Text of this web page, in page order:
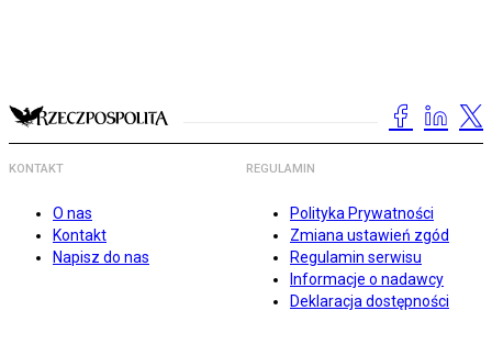
KONTAKT
O nas
Kontakt
Napisz do nas
REGULAMIN
Polityka Prywatności
Zmiana ustawień zgód
Regulamin serwisu
Informacje o nadawcy
Deklaracja dostępności